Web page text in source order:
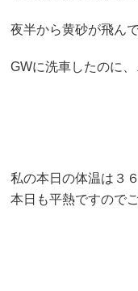
夜半から黄砂が飛ん
GWに洗車したのに、
私の本日の体温は３
本日も平熱ですので